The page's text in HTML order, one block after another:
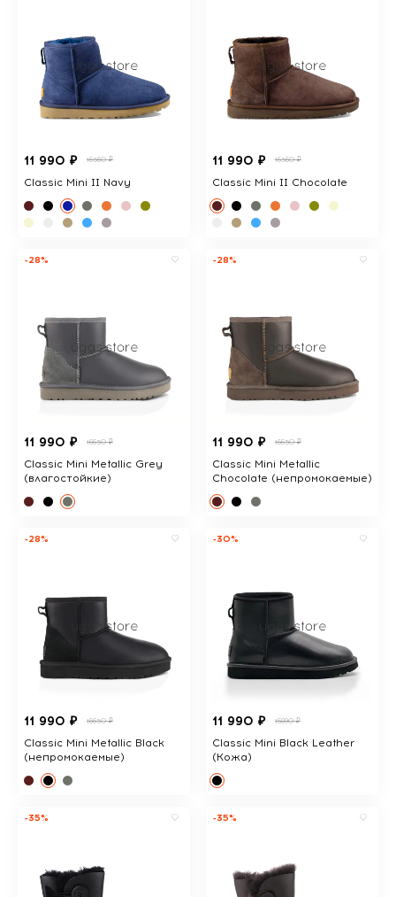
11 990 ₽ 16560 ₽
Classic Mini II Navy
11 990 ₽ 16560 ₽
Classic Mini II Chocolate
-28%
11 990 ₽ 16650 ₽
Classic Mini Metallic Grey
(влагостойкие)
-28%
11 990 ₽ 16650 ₽
Classic Mini Metallic
Chocolate (непромокаемые)
-28%
11 990 ₽ 16650 ₽
Classic Mini Metallic Black
(непромокаемые)
-30%
11 990 ₽ 16890 ₽
Classic Mini Black Leather
(Кожа)
-35% -35%